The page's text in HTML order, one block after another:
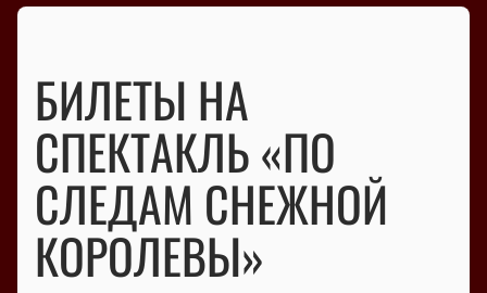
БИЛЕТЫ НА
СПЕКТАКЛЬ «ПО
СЛЕДАМ СНЕЖНОЙ
КОРОЛЕВЫ»